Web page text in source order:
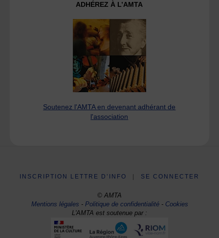
ADHÉREZ À L’AMTA
Soutenez l'AMTA en devenant adhérant de
l'association
INSCRIPTION LETTRE D’INFO SE CONNECTER
© AMTA
Mentions légales -Politique de confidentialité- Cookies
L'AMTA est soutenue par :